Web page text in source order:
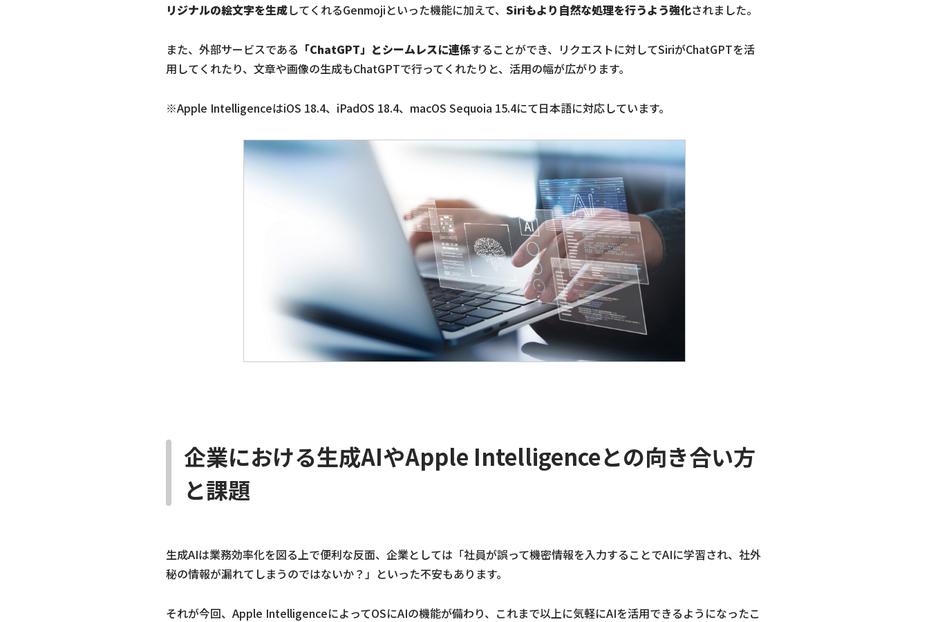
リジナルの絵文字を生成してくれるGenmojiといった機能に加えて、 Siriもより自然な処理を行うよう強化されました。
また、外部サービスである 「ChatGPT」とシームレスに連係することができ、リクエストに対してSiriがChatGPTを活
用してくれたり、文章や画像の生成もChatGPTで行ってくれたりと、活用の幅が広がります。
※Apple IntelligenceはiOS 18.4、iPadOS 18.4、macOS Sequoia 15.4にて日本語に対応しています。
企業における生成AIやApple Intelligenceとの向き合い方
と課題
生成AIは業務効率化を図る上で便利な反面、企業としては「社員が誤って機密情報を入力することでAIに学習され、社外
秘の情報が漏れてしまうのではないか？」といった不安もあります。
それが今回、Apple IntelligenceによってOSにAIの機能が備わり、これまで以上に気軽にAIを活用できるようになったこ